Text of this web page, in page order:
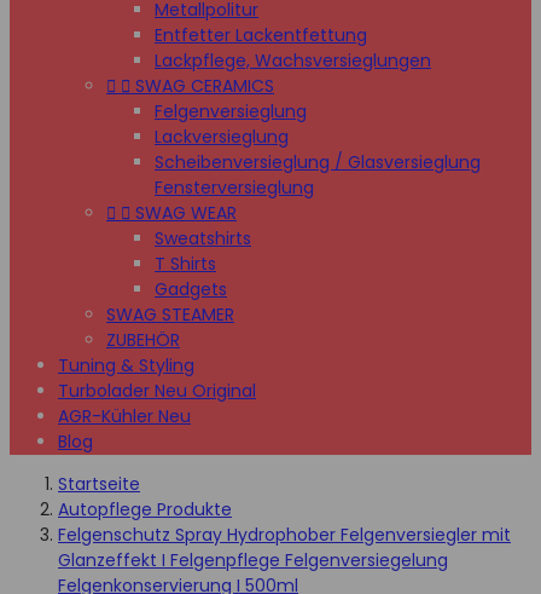
Metallpolitur
Entfetter Lackentfettung
Lackpflege, Wachsversieglungen
  SWAG CERAMICS
Felgenversieglung
Lackversieglung
Scheibenversieglung / Glasversieglung
Fensterversieglung
  SWAG WEAR
Sweatshirts
T Shirts
Gadgets
SWAG STEAMER
ZUBEHÖR
Tuning & Styling
Turbolader Neu Original
AGR-Kühler Neu
Blog
Startseite
Autopflege Produkte
Felgenschutz Spray Hydrophober Felgenversiegler mit
Glanzeffekt I Felgenpflege Felgenversiegelung
Felgenkonservierung I 500ml